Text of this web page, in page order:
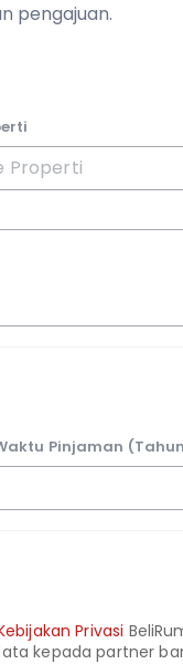
pengajuan.
Pinjaman
Privasi
kepada partner